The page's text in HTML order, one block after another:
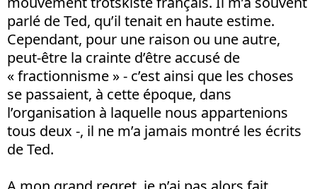
parlé de Ted, qu’il tenait en haute estime.
Cependant, pour une raison ou une autre,
peut-être la crainte d’être accusé de
« fractionnisme » - c’est ainsi que les choses
se passaient, à cette époque, dans
l’organisation à laquelle nous appartenions
tous deux -, il ne m’a jamais montré les écrits
de Ted.